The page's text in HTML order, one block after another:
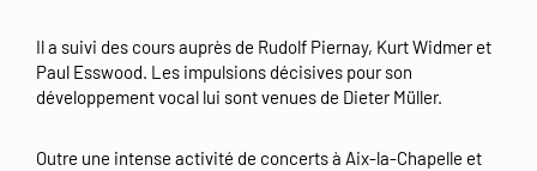
Il a suivi des cours auprès de Rudolf Piernay, Kurt Widmer et
Paul Esswood. Les impulsions décisives pour son
développement vocal lui sont venues de Dieter Müller.
Outre une intense activité de concerts à Aix-la-Chapelle et